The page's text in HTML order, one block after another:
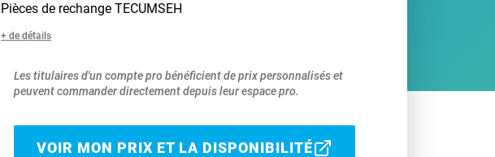
Pièces de rechange TECUMSEH
+ de détails
Les titulaires d'un compte pro bénéficient de prix personnalisés et
peuvent commander directement depuis leur espace pro.
VOIR MON PRIX ET LA DISPONIBILITÉ